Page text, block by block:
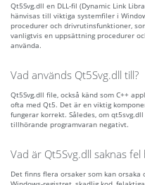
Qt5Svg.dll en DLL-fil (Dynamic Link
hänvisas till viktiga systemfiler i
procedurer och drivrutinsfunktioner,
vanligtvis en uppsättning procedurer
använda.
Vad används Qt5Svg.dll till?
Qt5Svg.dll file, också känd som C++
ofta med Qt5. Det är en viktig
fungerar korrekt. Således, om
tillhörande programvaran negativt.
Vad är Qt5Svg.dll saknas fel
Det finns flera orsaker som kan